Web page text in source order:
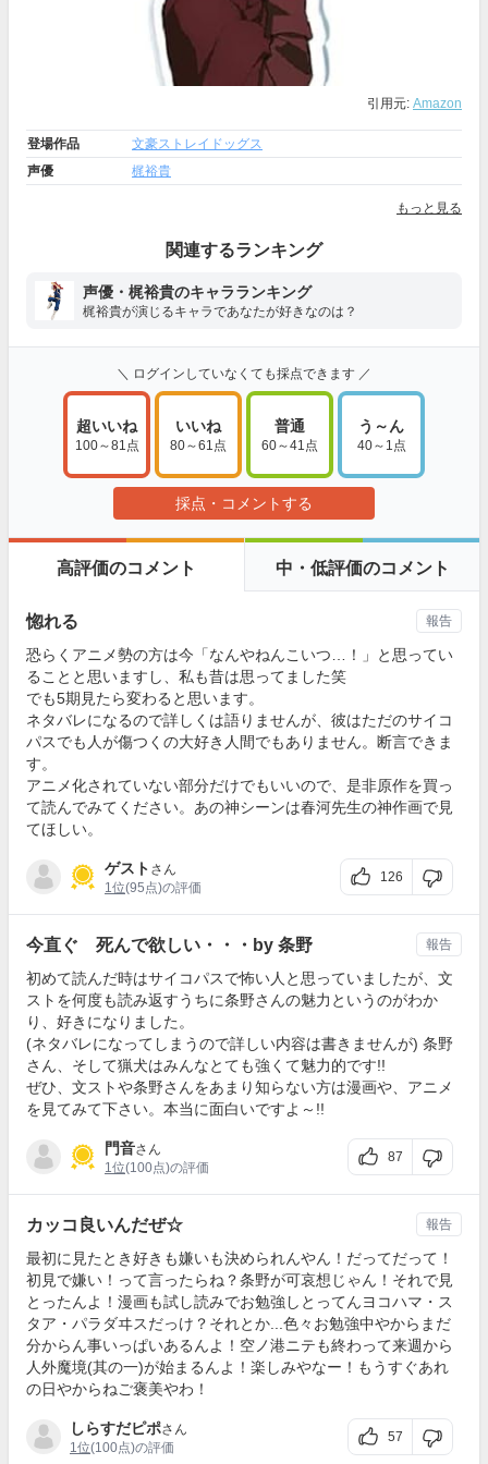
引用元: Amazon
登場作品
文豪ストレイドッグス
声優
梶裕貴
もっと見る
関連するランキング
声優・梶裕貴のキャラランキング
梶裕貴が演じるキャラであなたが好きなのは？
＼ ログインしていなくても採点できます ／
超いいね
100～81点
いいね
80～61点
普通
60～41点
う～ん
40～1点
採点・コメントする
高評価のコメント 中・低評価のコメント
惚れる
恐らくアニメ勢の方は今「なんやねんこいつ…！」と思ってい
ることと思いますし、私も昔は思ってました笑
でも5期見たら変わると思います。
ネタバレになるので詳しくは語りませんが、彼はただのサイコ
パスでも人が傷つくの大好き人間でもありません。断言できま
す。
アニメ化されていない部分だけでもいいので、是非原作を買っ
て読んでみてください。あの神シーンは春河先生の神作画で見
てほしい。
ゲスト さん
1位(95点)の評価
126
報告
今直ぐ 死んで欲しい・・・by 条野
初めて読んだ時はサイコパスで怖い人と思っていましたが、文
ストを何度も読み返すうちに条野さんの魅力というのがわか
り、好きになりました。
(ネタバレになってしまうので詳しい内容は書きませんが) 条野
さん、そして猟犬はみんなとても強くて魅力的です!!
ぜひ、文ストや条野さんをあまり知らない方は漫画や、アニメ
を見てみて下さい。本当に面白いですよ～!!
門音さん
1位(100点)の評価
87
報告
カッコ良いんだぜ☆
最初に見たとき好きも嫌いも決められんやん！だってだって！
初見で嫌い！って言ったらね？条野が可哀想じゃん！それで見
とったんよ！漫画も試し読みでお勉強しとってんヨコハマ・ス
タア・パラダヰスだっけ？それとか...色々お勉強中やからまだ
分からん事いっぱいあるんよ！空ノ港ニテも終わって来週から
人外魔境(其の一)が始まるんよ！楽しみやなー！もうすぐあれ
の日やからねご褒美やわ！
しらすだピポさん
1位(100点)の評価
57
報告